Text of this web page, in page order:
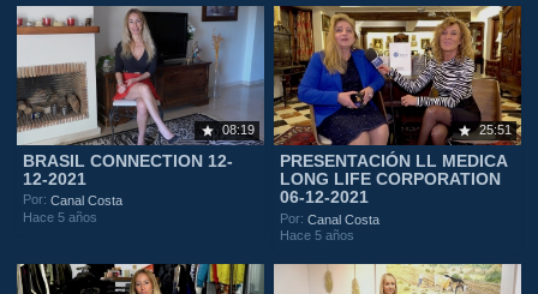
08:19
BRASIL CONNECTION 12-
12-2021
Por:Canal Costa
Hace 5 años
25:51
PRESENTACIÓN LL MEDICA
LONG LIFE CORPORATION
06-12-2021
Por:Canal Costa
Hace 5 años